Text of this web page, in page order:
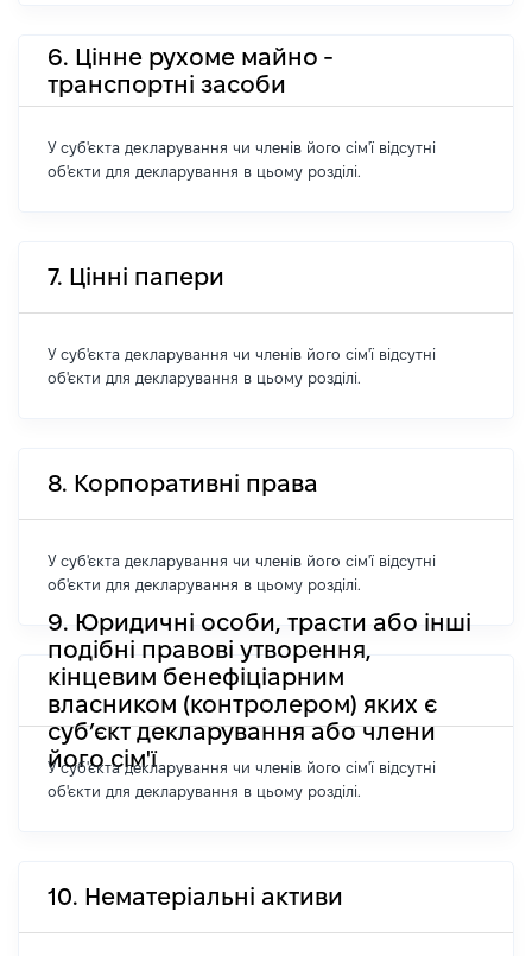
6. Цінне рухоме майно -
транспортні засоби
У суб'єкта декларування чи членів його сім'ї відсутні
об'єкти для декларування в цьому розділі.
7. Цінні папери
У суб'єкта декларування чи членів його сім'ї відсутні
об'єкти для декларування в цьому розділі.
8. Корпоративні права
У суб'єкта декларування чи членів його сім'ї відсутні
об'єкти для декларування в цьому розділі.
9. Юридичні особи, трасти або інші
подібні правові утворення,
кінцевим бенефіціарним
власником (контролером) яких є
суб’єкт декларування або члени
його сім'ї
У суб'єкта декларування чи членів його сім'ї відсутні
об'єкти для декларування в цьому розділі.
10. Нематеріальні активи